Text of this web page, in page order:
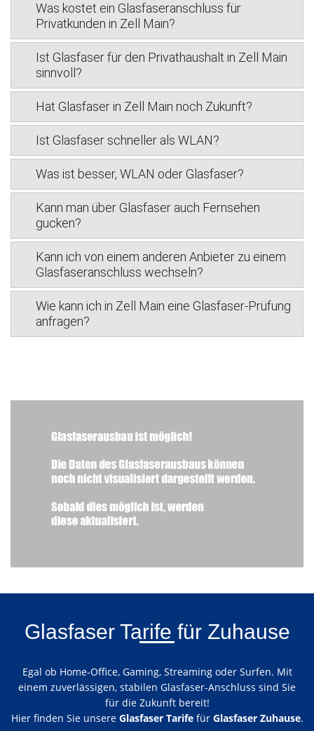
Was kostet ein Glasfaseranschluss für
Privatkunden in Zell Main?
Ist Glasfaser für den Privathaushalt in Zell Main
sinnvoll?
Hat Glasfaser in Zell Main noch Zukunft?
Ist Glasfaser schneller als WLAN?
Was ist besser, WLAN oder Glasfaser?
Kann man über Glasfaser auch Fernsehen
gucken?
Kann ich von einem anderen Anbieter zu einem
Glasfaseranschluss wechseln?
Wie kann ich in Zell Main eine Glasfaser-Prüfung
anfragen?
Glasfaser Tarife für Zuhause
Egal ob Home-Office, Gaming, Streaming oder Surfen. Mit
einem zuverlässigen, stabilen Glasfaser-Anschluss sind Sie
für die Zukunft bereit!
Hier finden Sie unsere Glasfaser Tarifefür Glasfaser Zuhause.